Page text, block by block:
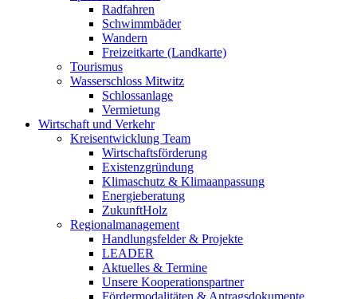
Radfahren
Schwimmbäder
Wandern
Freizeitkarte (Landkarte)
Tourismus
Wasserschloss Mitwitz
Schlossanlage
Vermietung
Wirtschaft und Verkehr
Kreisentwicklung Team
Wirtschaftsförderung
Existenzgründung
Klimaschutz & Klimaanpassung
Energieberatung
ZukunftHolz
Regionalmanagement
Handlungsfelder & Projekte
LEADER
Aktuelles & Termine
Unsere Kooperationspartner
Fördermodalitäten & Antragsdokumente